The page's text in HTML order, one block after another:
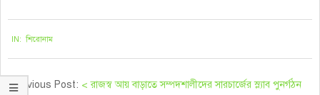
IN: শিরোনাম
Previous Post: < রাজস্ব আয় বাড়াতে সম্পদশালীদের সারচার্জের স্ল্যাব পুনর্গঠন